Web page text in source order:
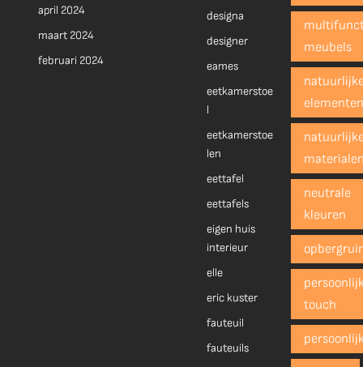
april 2024
maart 2024
februari 2024
designa
designer
eames
eetkamerstoe
l
eetkamerstoe
len
eettafel
eettafels
eigen huis
interieur
elle
eric kuster
fauteuil
fauteuils
meubels
neutrale
kleuren
touch